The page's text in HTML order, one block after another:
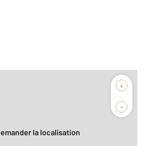
+
-
Biens vendus
Demander la localisation